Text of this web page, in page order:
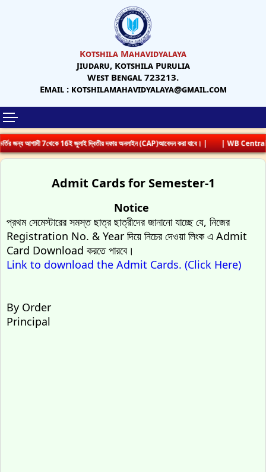
Kotshila Mahavidyalaya
Jiudaru, Kotshila Purulia
West Bengal 723213.
Email : kotshilamahavidyalaya@gmail.com
জন্য আগামী 7থেকে 16ই জুলাই দ্বিতীয় দফায় অনলাইন (CAP)আবেদন করা যাবে। | | WB
Admit Cards for Semester-1
Notice
প্রথম সেমেস্টারের সমস্ত ছাত্র ছাত্রীদের জানানো যাচ্ছে যে, নিজের
Registration No. & Year দিয়ে নিচের দেওয়া লিংক এ Admit
Card Download করতে পারবে।
Link to download the Admit Cards. (Click Here)
By Order
Principal